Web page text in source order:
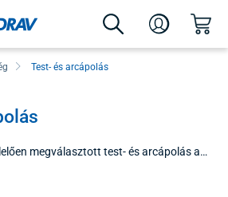
Test- és arcápolás
megválasztott test- és arcápolás az
fontos barrier funkciót tölt be, amely